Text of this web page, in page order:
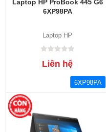
Laptop HP ProBook 445 G6
6XP98PA
Laptop HP
Liên hệ
6XP98PA